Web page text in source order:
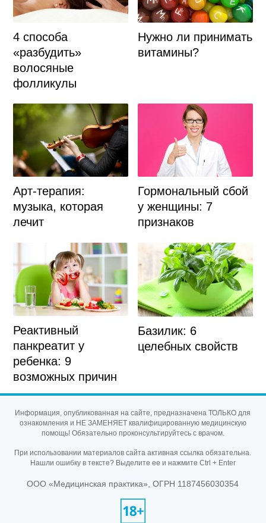
4 способа
«разбудить»
волосяные
фолликулы
Нужно ли принимать
витамины?
Арт-терапия:
музыка, которая
лечит
Гормональный сбой
у женщины: 7
признаков
Реактивный
панкреатит у
ребенка: 9
возможных причин
Базилик: 6
целебных свойств
Информация, опубликованная на сайте, предназначена ТОЛЬКО для
ознакомления и НЕ ЗАМЕНЯЕТ квалифицированную медицинскую
помощь! Обязательно проконсультируйтесь с врачом.
При использовании материалов сайта активная ссылка обязательна.
Нашли ошибку в тексте? Выделите ее и нажмите Ctrl + Enter
ООО «Медицинская практика», ОГРН 1187456030354